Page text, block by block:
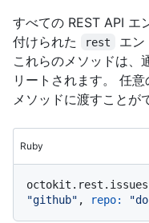
すべての REST API
付けられた
rest
エン
これらのメソッドは、
リートされます。 任
メソッドに渡すことが
Ruby
"github" , repo: